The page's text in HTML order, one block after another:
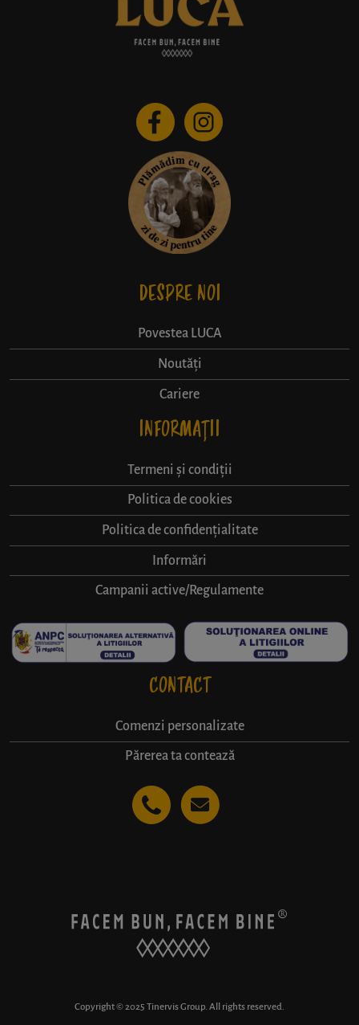
DESPRE NOI
Povestea LUCA
Noutăți
Cariere
INFORMAȚII
Termeni și condiții
Politica de cookies
Politica de confidențialitate
Informări
Campanii active/Regulamente
CONTACT
Comenzi personalizate
Părerea ta contează
Copyright © 2025 Tinervis Group. All rights reserved.